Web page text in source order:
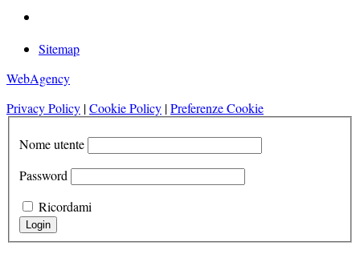
Sitemap
WebAgency
Privacy Policy |Cookie Policy |Preferenze Cookie
Nome utente
Password
Ricordami